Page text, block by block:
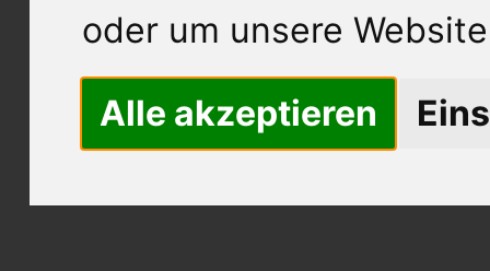
oder um unsere
Alle akzeptieren